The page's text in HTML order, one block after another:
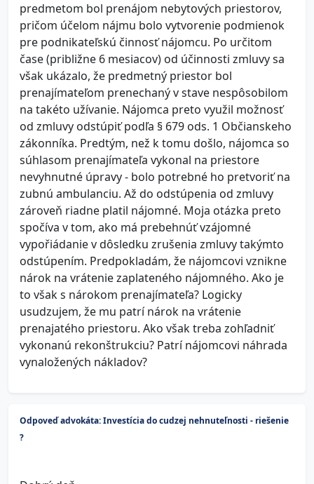
predmetom bol prenájom nebytových priestorov,
pričom účelom nájmu bolo vytvorenie podmienok
pre podnikateľskú činnosť nájomcu. Po určitom
čase (približne 6 mesiacov) od účinnosti zmluvy sa
však ukázalo, že predmetný priestor bol
prenajímateľom prenechaný v stave nespôsobilom
na takéto užívanie. Nájomca preto využil možnosť
od zmluvy odstúpiť podľa § 679 ods. 1 Občianskeho
zákonníka. Predtým, než k tomu došlo, nájomca so
súhlasom prenajímateľa vykonal na priestore
nevyhnutné úpravy - bolo potrebné ho pretvoriť na
zubnú ambulanciu. Až do odstúpenia od zmluvy
zároveň riadne platil nájomné. Moja otázka preto
spočíva v tom, ako má prebehnúť vzájomné
vypořiádanie v dôsledku zrušenia zmluvy takýmto
odstúpením. Predpokladám, že nájomcovi vznikne
nárok na vrátenie zaplateného nájomného. Ako je
to však s nárokom prenajímateľa? Logicky
usudzujem, že mu patrí nárok na vrátenie
prenajatého priestoru. Ako však treba zohľadniť
vykonanú rekonštrukciu? Patrí nájomcovi náhrada
vynaložených nákladov?
Odpoveď advokáta: Investícia do cudzej nehnuteľnosti - riešenie
?